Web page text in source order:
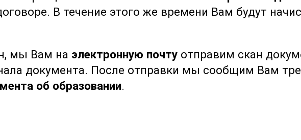
ухода.
и навыков помогает
ухода за пациентами,
безопасности медицинских
участники становятся более
терапии и реанимации,
улучшению общего состояния
В течение этого же времени Вам будут
мы Вам на электронную почту отправим скан
документа. После отправки мы сообщим Вам
об образовании.